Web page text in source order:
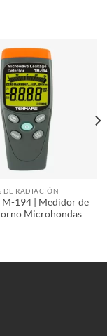
DE RADIACIÓN
194 | Medidor de
Microhondas